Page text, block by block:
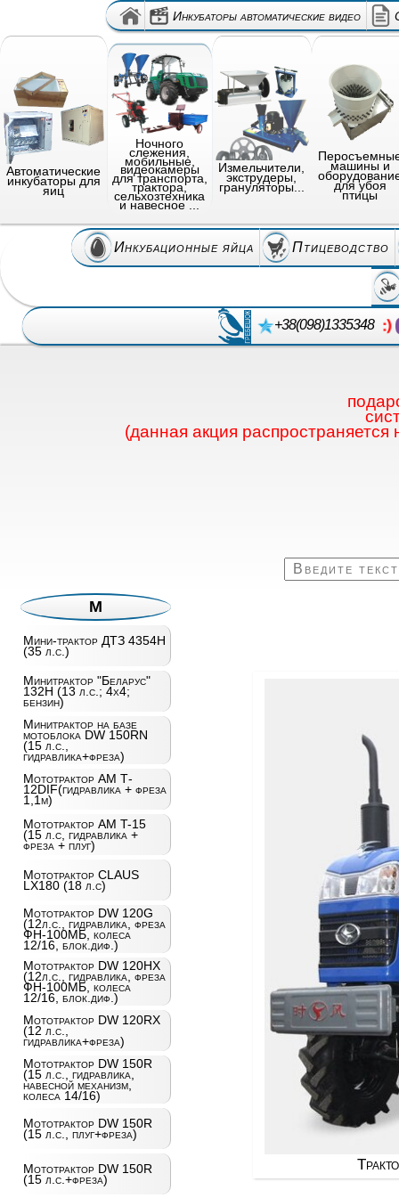
Инкубаторы автоматические видео
Автоматические
инкубаторы для
яиц
Ночного
слежения,
мобильные,
видеокамеры
для транспорта,
трактора,
сельхозтехника
и навесное ...
Измельчители,
экструдеры,
грануляторы...
машины и
для убоя
птицы
Инкубационные яйца Птицеводство
+38(098)1335348
(данная акция
М
Мини-трактор ДТЗ 4354H
(35 л.с.)
Минитрактор "Беларус"
132Н (13 л.с.; 4х4;
бензин)
Минитрактор на базе
мотоблока DW 150RN
(15 л.с.,
гидравлика+фреза)
Мототрактор AM T­
12DIF(гидравлика + фреза
1,1м)
Мототрактор AM T-15
(15 л.с, гидравлика +
фреза + плуг)
Мототрактор CLAUS
LX180 (18 л.с)
Мототрактор DW 120G
(12л.с., гидравлика, фреза
ФН-100МБ, колеса
12/16, блок.диф.)
Мототрактор DW 120HX
(12л.с., гидравлика, фреза
ФН-100МБ, колеса
12/16, блок.диф.)
Мототрактор DW 120RX
(12 л.с.,
гидравлика+фреза)
Мототрактор DW 150R
(15 л.с., гидравлика,
навесной механизм,
колеса 14/16)
Мототрактор DW 150R
(15 л.с., плуг+фреза)
Мототрактор DW 150R
(15 л.с.+фреза)